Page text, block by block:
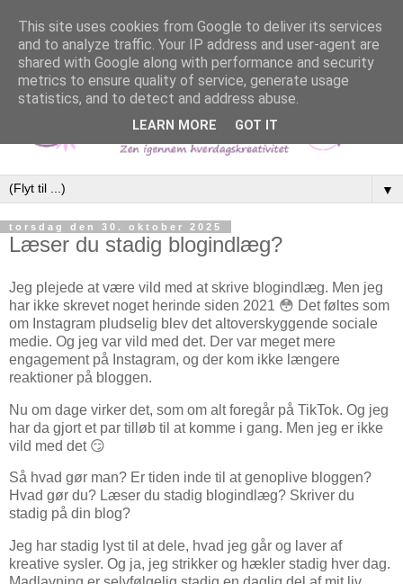
▼
torsdag den 30. oktober 2025
Læser du stadig blogindlæg?
Jeg plejede at være vild med at skrive blogindlæg. Men jeg
har ikke skrevet noget herinde siden 2021 😳 Det føltes som
om Instagram pludselig blev det altoverskyggende sociale
medie. Og jeg var vild med det. Der var meget mere
engagement på Instagram, og der kom ikke længere
reaktioner på bloggen.
Nu om dage virker det, som om alt foregår på TikTok. Og jeg
har da gjort et par tilløb til at komme i gang. Men jeg er ikke
vild med det 😏
Så hvad gør man? Er tiden inde til at genoplive bloggen?
Hvad gør du? Læser du stadig blogindlæg? Skriver du
stadig på din blog?
Jeg har stadig lyst til at dele, hvad jeg går og laver af
kreative sysler. Og ja, jeg strikker og hækler stadig hver dag.
This site uses cookies from Google to deliver its services
and to analyze traffic. Your IP address and user-agent are
shared with Google along with performance and security
metrics to ensure quality of service, generate usage
statistics, and to detect and address abuse.
LEARN MORE GOT IT